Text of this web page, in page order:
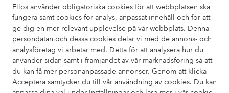
Ellos använder obligatoriska cookies för att webbplatsen ska
fungera samt cookies för analys, anpassat innehåll och för att
ge dig en mer relevant upplevelse på vår webbplats. Denna
persondatan och dessa cookies delar vi med de annons- och
analysföretag vi arbetar med. Detta för att analysera hur du
använder sidan samt i främjandet av vår marknadsföring så att
du kan få mer personanpassade annonser. Genom att klicka
Acceptera samtycker du till vår användning av cookies. Du kan
Kundservice Beställning Betalsätt
Mina sidor